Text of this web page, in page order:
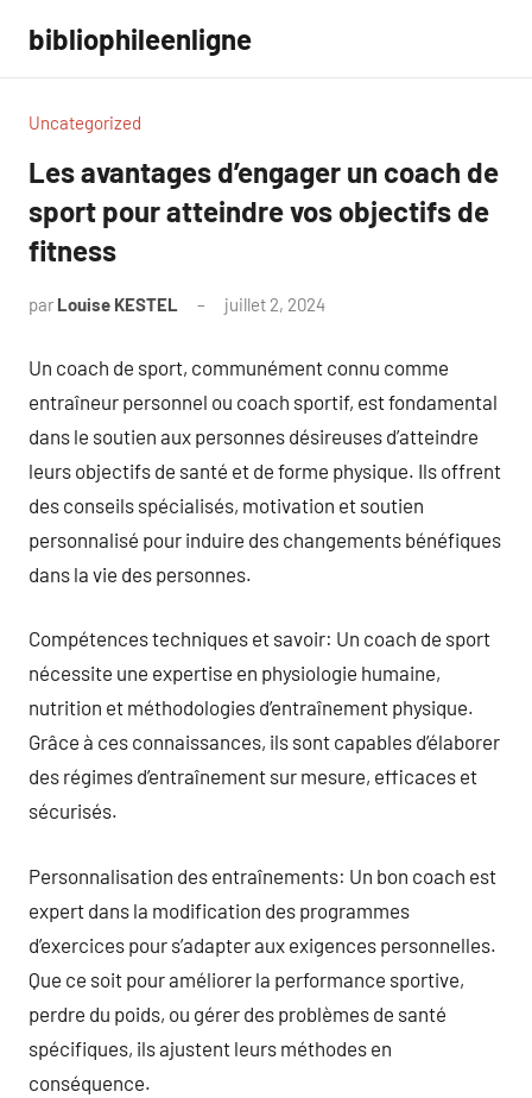
contenu
bibliophileenligne
Uncategorized
Les avantages d’engager un coach de
sport pour atteindre vos objectifs de
fitness
par Louise KESTEL juillet 2, 2024
Un coach de sport, communément connu comme
entraîneur personnel ou coach sportif, est fondamental
dans le soutien aux personnes désireuses d’atteindre
leurs objectifs de santé et de forme physique. Ils offrent
des conseils spécialisés, motivation et soutien
personnalisé pour induire des changements bénéfiques
dans la vie des personnes.
Compétences techniques et savoir: Un coach de sport
nécessite une expertise en physiologie humaine,
nutrition et méthodologies d’entraînement physique.
Grâce à ces connaissances, ils sont capables d’élaborer
des régimes d’entraînement sur mesure, efficaces et
sécurisés.
Personnalisation des entraînements: Un bon coach est
expert dans la modification des programmes
d’exercices pour s’adapter aux exigences personnelles.
Que ce soit pour améliorer la performance sportive,
perdre du poids, ou gérer des problèmes de santé
spécifiques, ils ajustent leurs méthodes en
conséquence.